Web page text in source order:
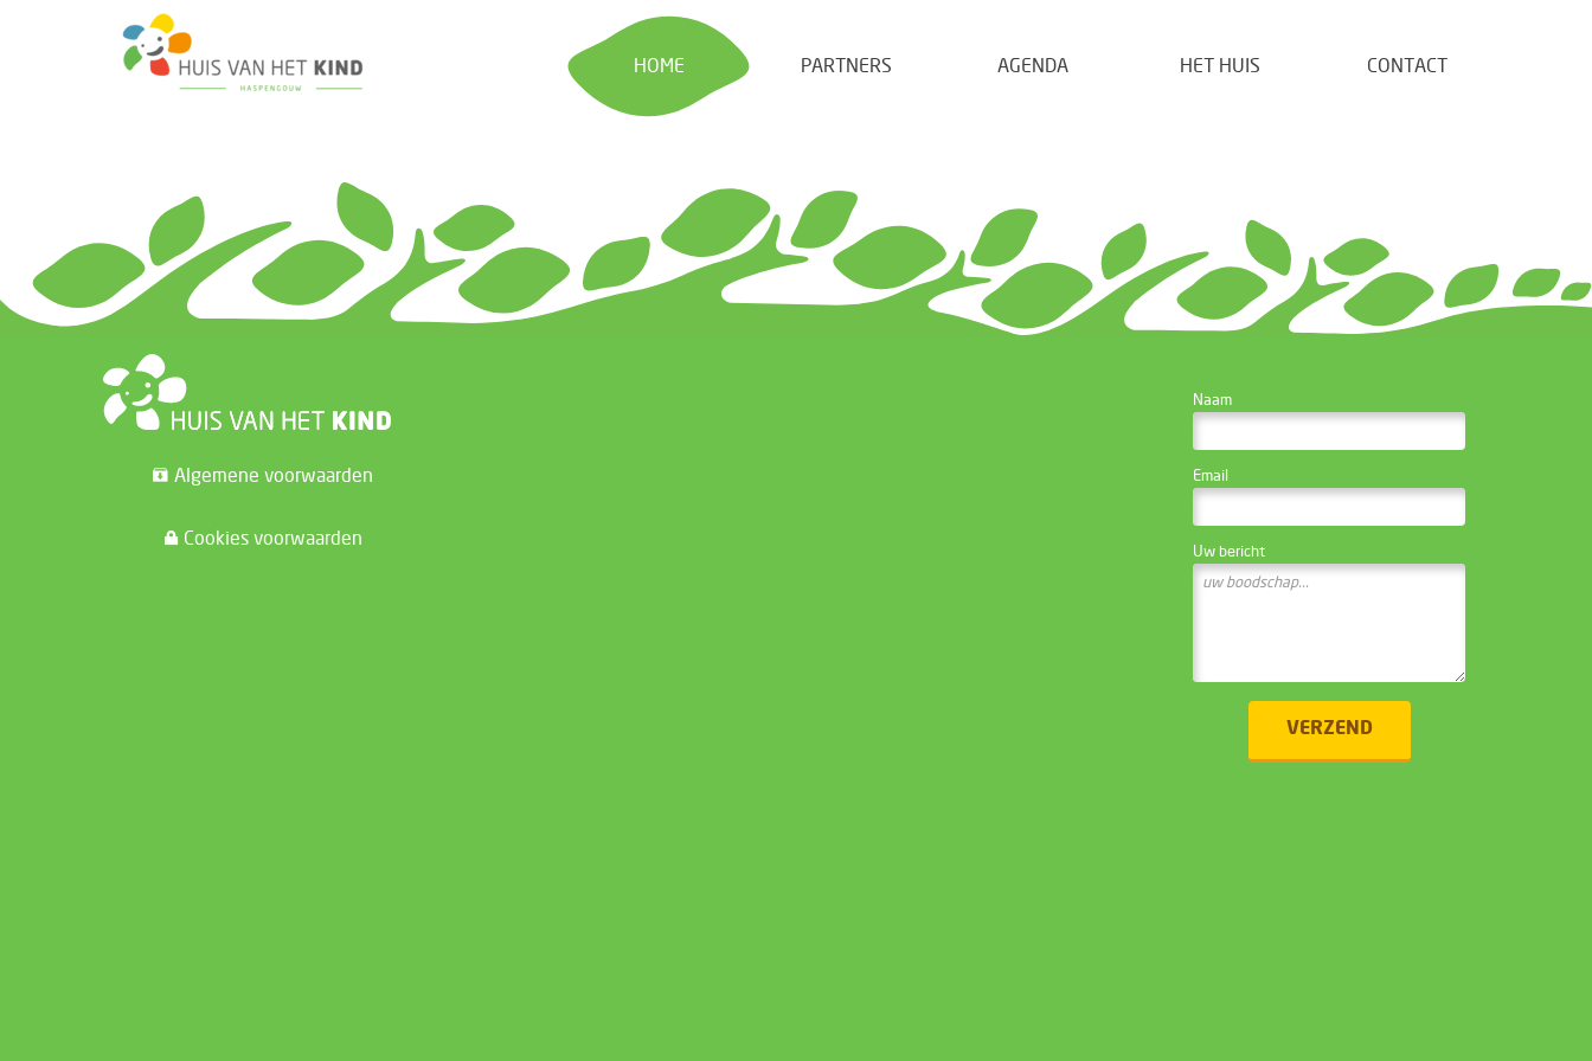
HOME PARTNERS AGENDA HET HUIS CONTACT
Algemene voorwaarden
Cookies voorwaarden
WEBSITE BEHEERDER
Naam
Email
Uw bericht
VERZEND